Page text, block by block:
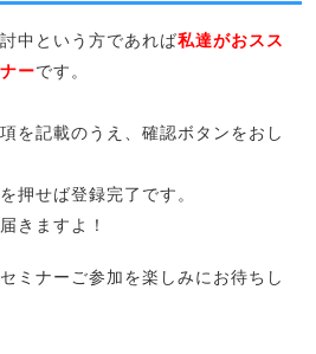
中という方であれば私達がおスス
ーです。
を記載のうえ、確認ボタンをおし
押せば登録完了です。
きますよ！
ミナーご参加を楽しみにお待ちし